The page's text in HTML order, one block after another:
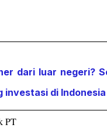
dari luar negeri?
investasi di Indonesia
PT